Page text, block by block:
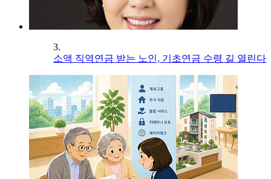
3.
소액 직역연금 받는 노인, 기초연금 수령 길 열린다